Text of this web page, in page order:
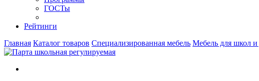
ГОСТы
Рейтинги
Главная Каталог товаров Специализированная мебель Мебель для школ и